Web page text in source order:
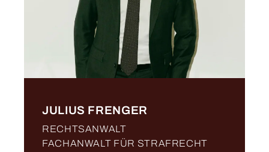
JULIUS FRENGER
RECHTSANWALT
FACHANWALT FÜR STRAFRECHT